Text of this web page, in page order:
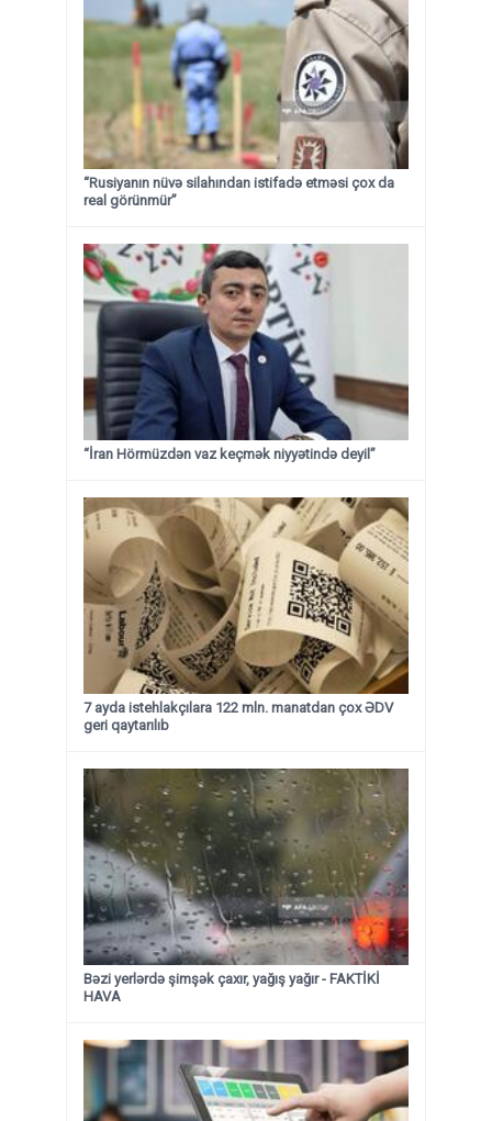
“Rusiyanın nüvə silahından istifadə etməsi çox da
real görünmür”
“İran Hörmüzdən vaz keçmək niyyətində deyil”
7 ayda istehlakçılara 122 mln. manatdan çox ƏDV
geri qaytarılıb
Bəzi yerlərdə şimşək çaxır, yağış yağır - FAKTİKİ
HAVA